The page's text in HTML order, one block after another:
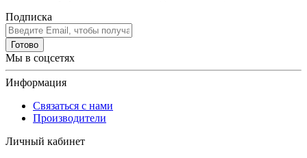
Подписка
Готово
Мы в соцсетях
Информация
Связаться с нами
Производители
Личный кабинет